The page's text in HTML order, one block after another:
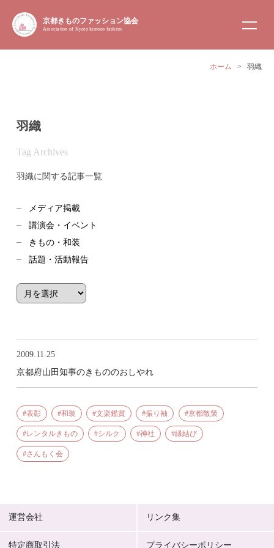
京都きものファッション協会
Association of Kyoto kimono fashion
ホーム > 羽織
羽織
Tag Archives
羽織に関する記事一覧
メディア掲載
講演会・イベント
きもの・和装
話題・活動報告
2009.11.25
京都府山田知事のきもののおしやれ
表彰 和装 文楽鑑賞 振り袖 京都散策
レンタルきもの シルク 神社 縁結び
さんもく会
運営会社 リンク集
特定商取引法 プライバシーポリシー